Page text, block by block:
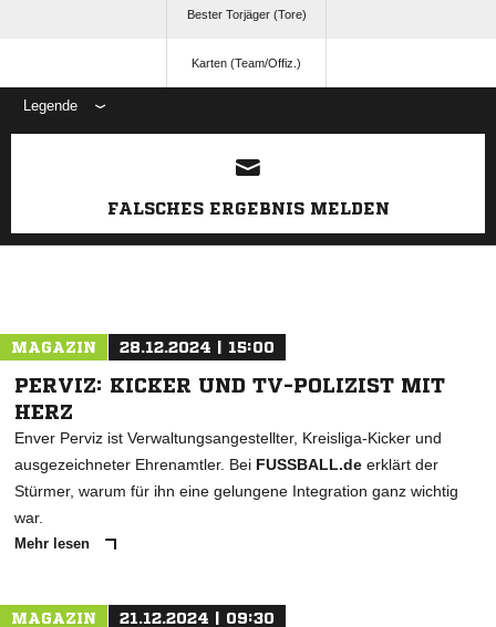
Bester Torjäger (Tore)
Karten (Team/Offiz.)
Legende
ANZEIGE
FALSCHES ERGEBNIS MELDEN
MAGAZIN 28.12.2024 | 15:00
PERVIZ: KICKER UND TV-POLIZIST MIT
HERZ
Enver Perviz ist Verwaltungsangestellter, Kreisliga-Kicker und
ausgezeichneter Ehrenamtler. Bei FUSSBALL.de erklärt der
Stürmer, warum für ihn eine gelungene Integration ganz wichtig
war.
Mehr lesen
MAGAZIN 21.12.2024 | 09:30